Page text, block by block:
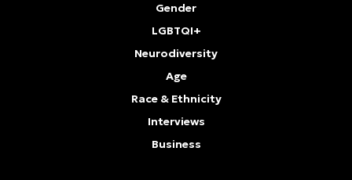
Gender
LGBTQI+
Neurodiversity
Age
Race & Ethnicity
Interviews
Business